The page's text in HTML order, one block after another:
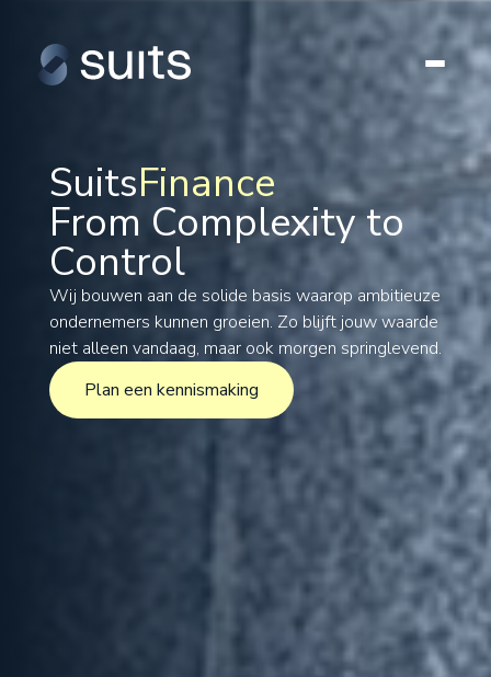
SuitsFinance
Tax
Legal
Formations
International
Projects
From Complexity to
Control
Wij bouwen aan de solide basis waarop ambitieuze
ondernemers kunnen groeien. Zo blijft jouw waarde
niet alleen vandaag, maar ook morgen springlevend.
Plan een kennismaking